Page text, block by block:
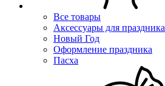
Все товары
Аксессуары для праздника
Новый Год
Оформление праздника
Пасха